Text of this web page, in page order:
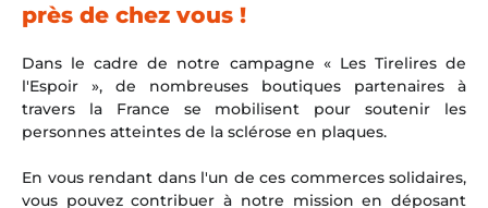
près de chez vous !
Dans le cadre de notre campagne « Les Tirelires de
l'Espoir », de nombreuses boutiques partenaires à
travers la France se mobilisent pour soutenir les
personnes atteintes de la sclérose en plaques.
En vous rendant dans l'un de ces commerces solidaires,
vous pouvez contribuer à notre mission en déposant